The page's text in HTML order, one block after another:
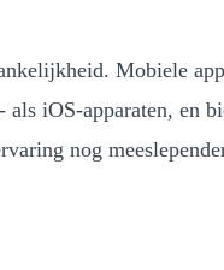
Mobiele
iOS-apparaten, en
nog